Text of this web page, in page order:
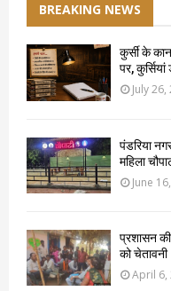
BREAKING NEWS
कुर्सी के
पर,
July
पंडरिया
महिला
June
प्रशासन
को चेतावनी
April 6,